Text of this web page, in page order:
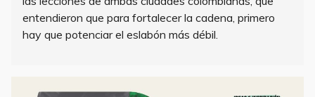
entendieron que para fortalecer la cadena, primero
hay que potenciar el eslabón más débil.